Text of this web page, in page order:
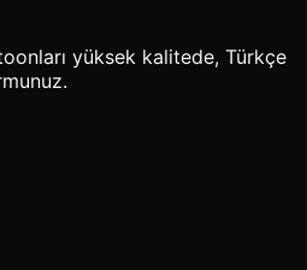
yüksek kalitede, Türkçe